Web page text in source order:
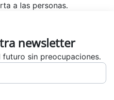
a las personas.
newsletter
sin preocupaciones.